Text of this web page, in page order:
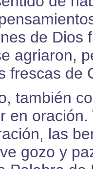
de Dios
agriaron,
frescas de
también
en
las
gozo y